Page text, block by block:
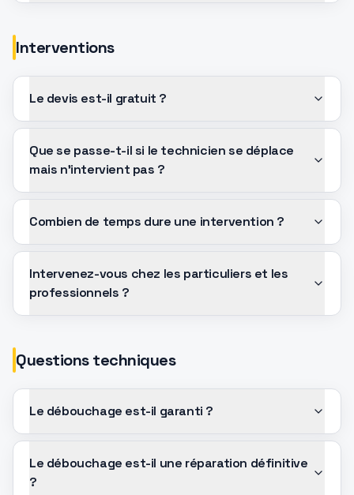
Interventions
Le devis est-il gratuit ?
Que se passe-t-il si le technicien se déplace
mais n'intervient pas ?
Combien de temps dure une intervention ?
Intervenez-vous chez les particuliers et les
professionnels ?
Questions techniques
Le débouchage est-il garanti ?
Le débouchage est-il une réparation définitive
?